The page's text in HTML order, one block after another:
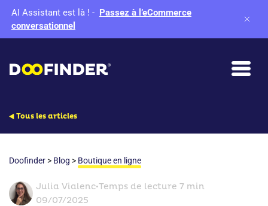
AI Assistant est là ! - Passez à l’eCommerce
conversationnel
Tous les articles
Doofinder > Blog > Boutique en ligne
Julia Vialenc•Temps de lecture 7 min
09/07/2025